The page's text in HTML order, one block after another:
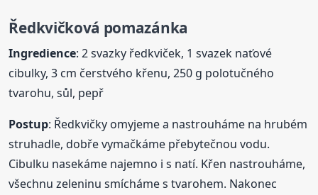
Ředkvičková pomazánka
Ingredience: 2 svazky ředkviček, 1 svazek naťové
cibulky, 3 cm čerstvého křenu, 250 g polotučného
tvarohu, sůl, pepř
Postup: Ředkvičky omyjeme a nastrouháme na hrubém
struhadle, dobře vymačkáme přebytečnou vodu.
Cibulku nasekáme najemno i s natí. Křen nastrouháme,
všechnu zeleninu smícháme s tvarohem. Nakonec